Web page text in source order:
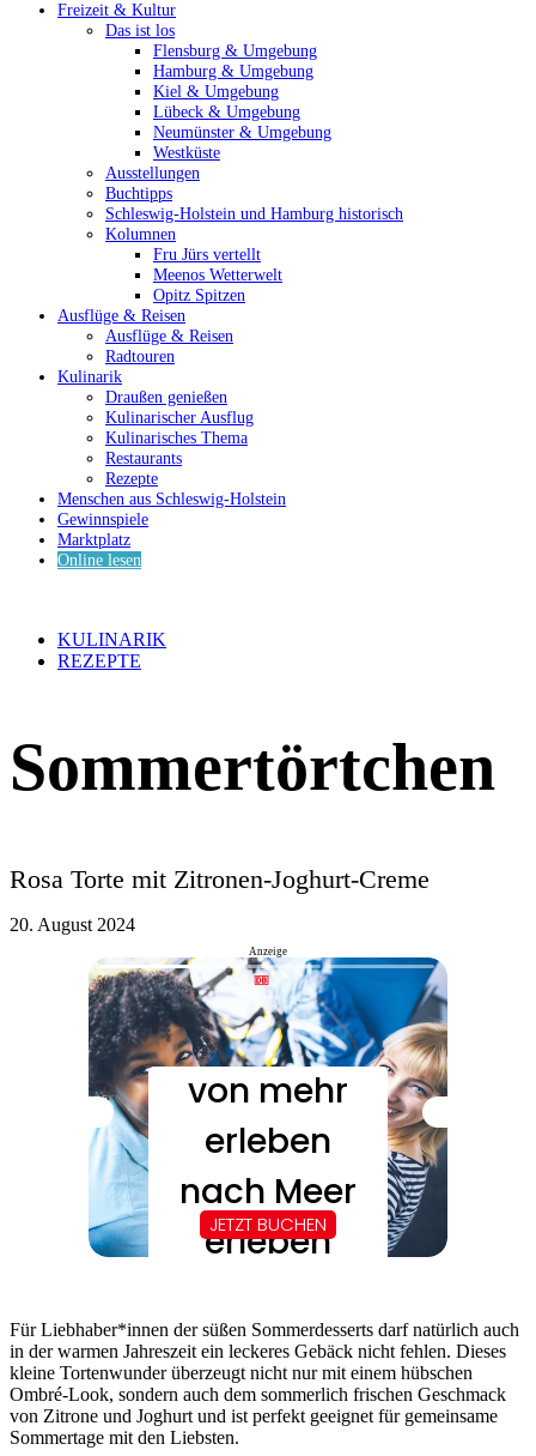
Freizeit & Kultur
Das ist los
Flensburg & Umgebung
Hamburg & Umgebung
Kiel & Umgebung
Lübeck & Umgebung
Neumünster & Umgebung
Westküste
Ausstellungen
Buchtipps
Schleswig-Holstein und Hamburg historisch
Kolumnen
Fru Jürs vertellt
Meenos Wetterwelt
Opitz Spitzen
Ausflüge & Reisen
Ausflüge & Reisen
Radtouren
Kulinarik
Draußen genießen
Kulinarischer Ausflug
Kulinarisches Thema
Restaurants
Rezepte
Menschen aus Schleswig-Holstein
Gewinnspiele
Marktplatz
Online lesen
KULINARIK
REZEPTE
Sommertörtchen
Rosa Torte mit Zitronen-Joghurt-Creme
20. August 2024
Anzeige
Für Liebhaber*innen der süßen Sommerdesserts darf natürlich auch
in der warmen Jahreszeit ein leckeres Gebäck nicht fehlen. Dieses
kleine Tortenwunder überzeugt nicht nur mit einem hübschen
Ombré-Look, sondern auch dem sommerlich frischen Geschmack
von Zitrone und Joghurt und ist perfekt geeignet für gemeinsame
Sommertage mit den Liebsten.